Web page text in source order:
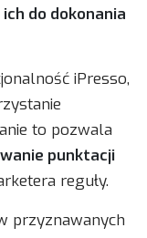
do dokonania
iPresso,
to pozwala
punktacji
reguły.
przyznawanych